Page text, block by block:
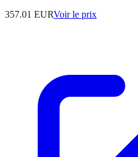
357.01 EURVoir le prix